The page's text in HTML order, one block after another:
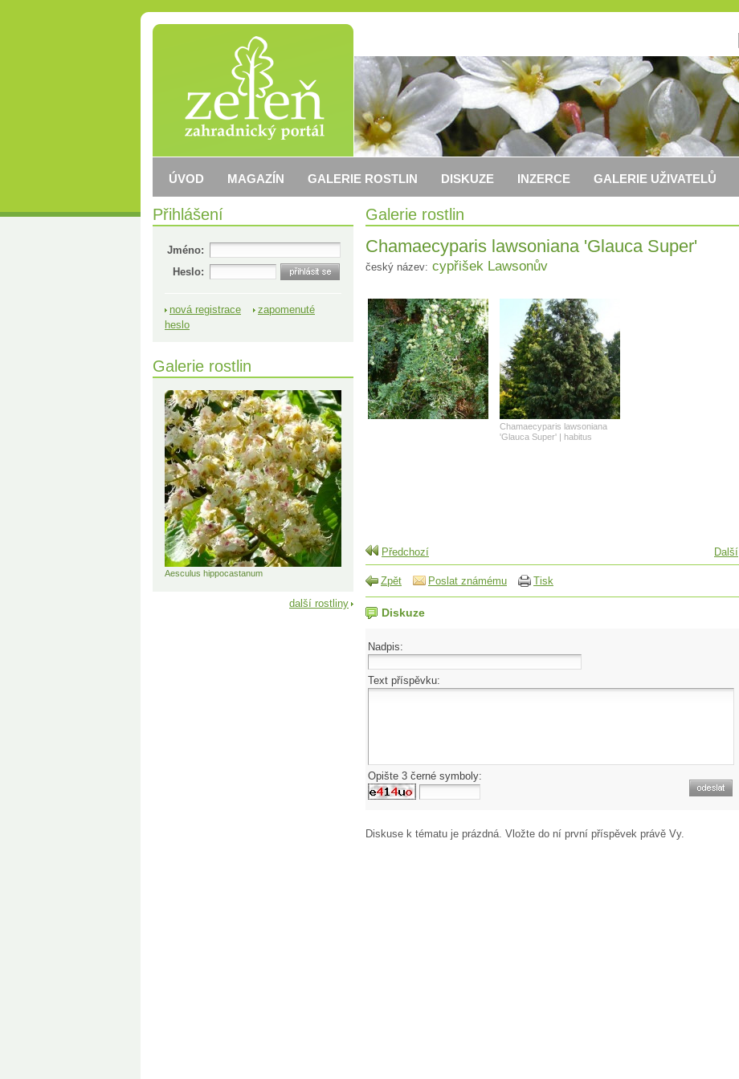
Galerie rostlin
Chamaecyparis lawsoniana 'Glauca Super'
český název: cypřišek Lawsonův
Chamaecyparis lawsoniana
'Glauca Super' | habitus
Předchozí Další
Zpět Poslat známému Tisk
Diskuze
Nadpis:
Text příspěvku:
Opište 3 černé symboly:
Diskuse k tématu je prázdná. Vložte do ní první příspěvek právě Vy.
Přihlášení
Jméno:
Heslo:
nová registrace
zapomenuté
heslo
Galerie rostlin
Aesculus hippocastanum
další rostliny
ÚVOD MAGAZÍN GALERIE ROSTLIN DISKUZE INZERCE GALERIE UŽIVATELŮ